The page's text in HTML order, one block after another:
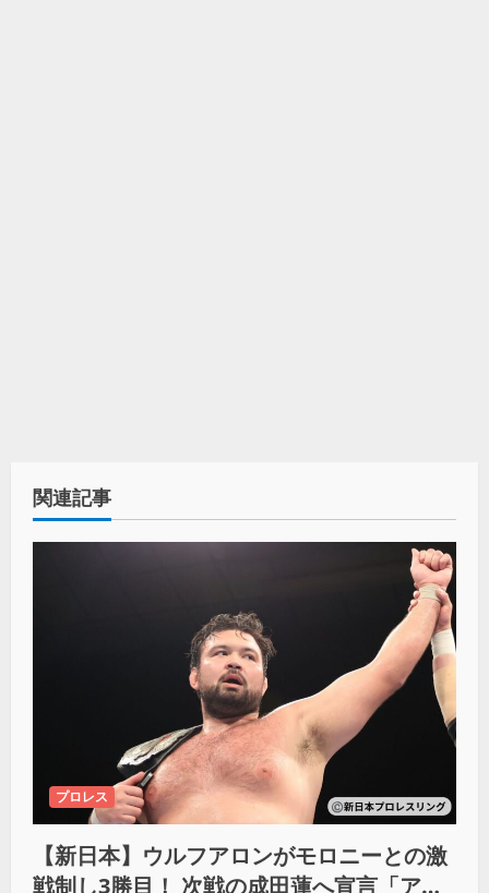
関連記事
プロレス
【新日本】ウルフアロンがモロニーとの激
戦制し3勝目！ 次戦の成田蓮へ宣言「アイ